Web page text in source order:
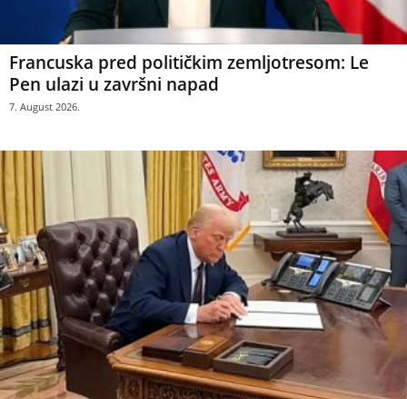
Francuska pred političkim zemljotresom: Le
Pen ulazi u završni napad
7. August 2026.